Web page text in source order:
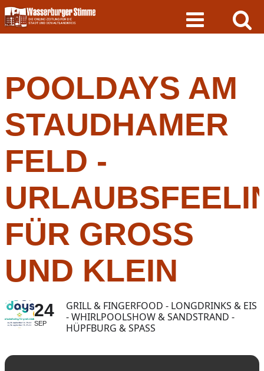
Skip
to
content
POOLDAYS AM
STAUDHAMER
FELD -
FÜR GROSS U
ND KLEIN
24
SEP
GRILL & FINGERFOOD - LONGDRINKS & EIS
- WHIRLPOOLSHOW & SANDSTRAND -
HÜPFBURG & SPASS